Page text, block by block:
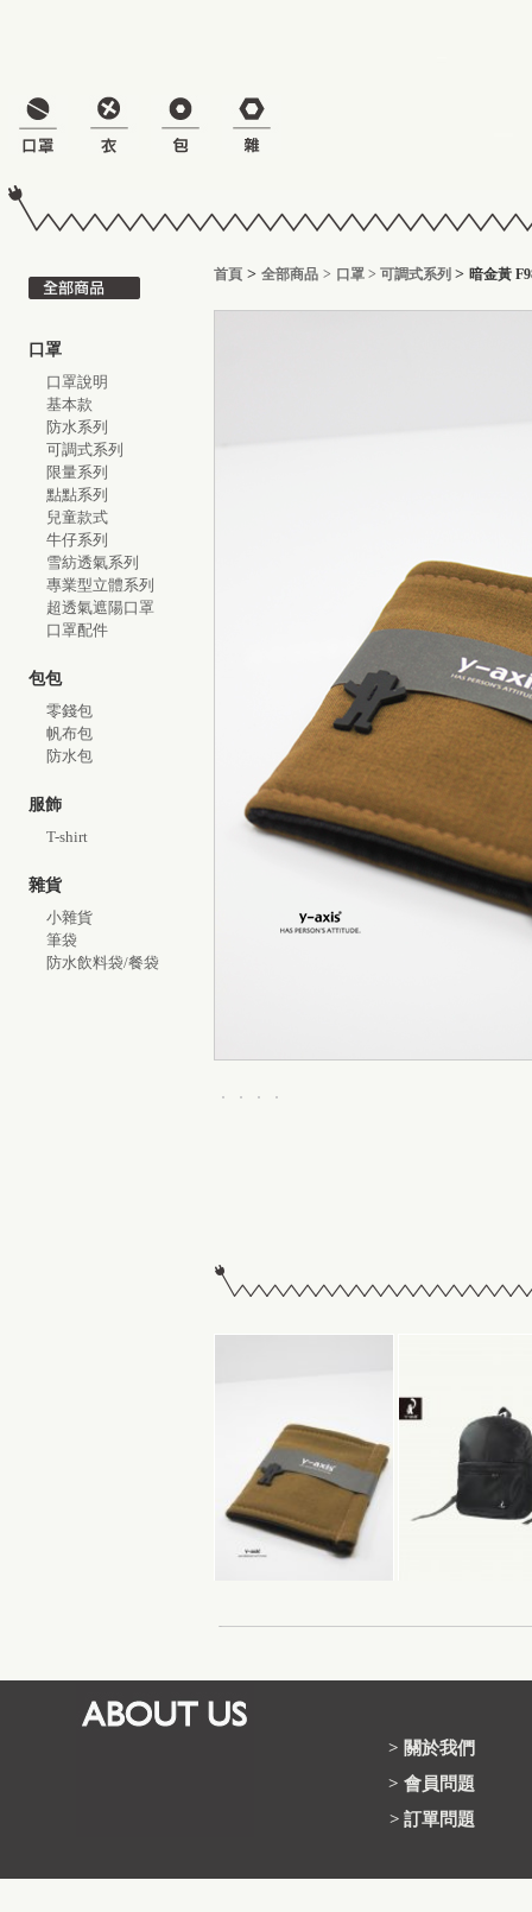
口罩
口罩說明
基本款
防水系列
可調式系列
限量系列
點點系列
兒童款式
牛仔系列
雪紡透氣系列
專業型立體系列
超透氣遮陽口罩
口罩配件
包包
零錢包
帆布包
防水包
服飾
T-shirt
雜貨
小雜貨
筆袋
防水飲料袋/餐袋
首頁 > 全部商品 > 口罩 > 可調式系列 > 暗金黃
> 關於我們
> 會員問題
> 訂單問題